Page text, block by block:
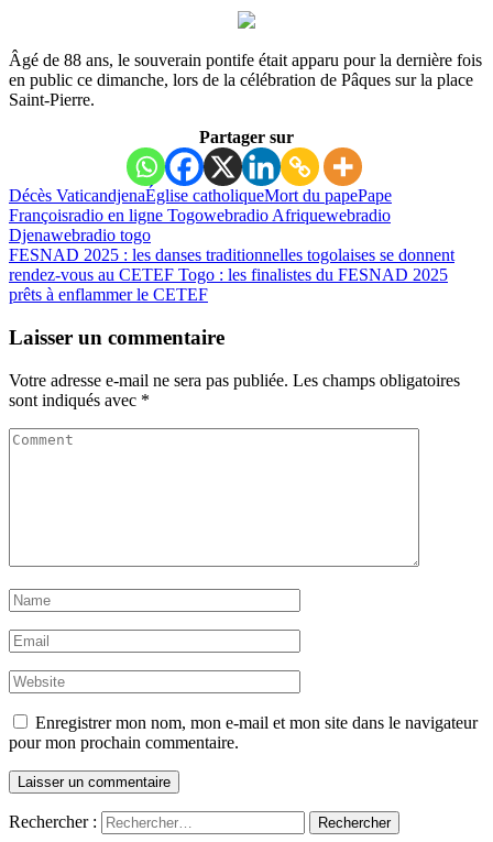
Âgé de 88 ans, le souverain pontife était apparu pour la dernière fois
en public ce dimanche, lors de la célébration de Pâques sur la place
Saint-Pierre.
Partager sur
Décès VaticandjenaÉglise catholiqueMort du papePape
Françoisradio en ligne Togowebradio Afriquewebradio
Djenawebradio togo
FESNAD 2025 : les danses traditionnelles togolaises se donnent
rendez-vous au CETEF Togo : les finalistes du FESNAD 2025
prêts à enflammer le CETEF
Laisser un commentaire
Votre adresse e-mail ne sera pas publiée. Les champs obligatoires
sont indiqués avec *
Enregistrer mon nom, mon e-mail et mon site dans le navigateur
pour mon prochain commentaire.
Rechercher :